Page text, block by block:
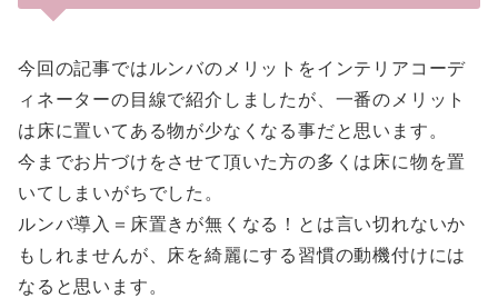
今回の記事ではルンバのメリットをインテリアコーデ
ィネーターの目線で紹介しましたが、一番のメリット
は床に置いてある物が少なくなる事だと思います。
今までお片づけをさせて頂いた方の多くは床に物を置
いてしまいがちでした。
ルンバ導入＝床置きが無くなる！とは言い切れないか
もしれませんが、床を綺麗にする習慣の動機付けには
なると思います。